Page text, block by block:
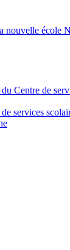
nouvelle école
Centre de
services